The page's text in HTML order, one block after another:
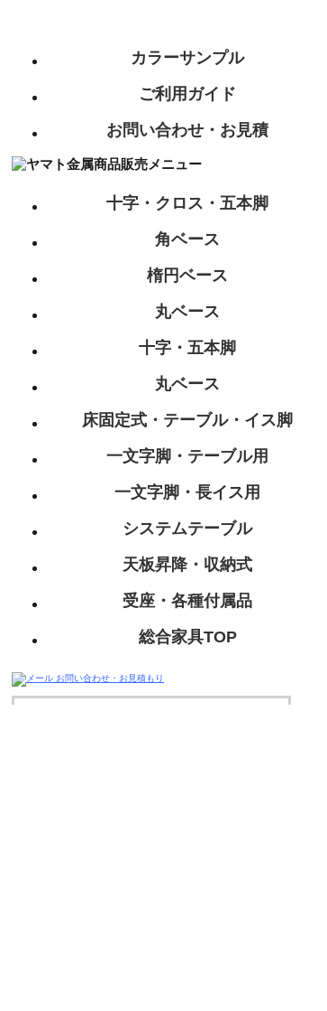
カラーサンプル
ご利用ガイド
お問い合わせ・お見積
十字・クロス・五本脚
角ベース
楕円ベース
丸ベース
十字・五本脚
丸ベース
床固定式・テーブル・イス脚
一文字脚・テーブル用
一文字脚・長イス用
システムテーブル
天板昇降・収納式
受座・各種付属品
総合家具TOP